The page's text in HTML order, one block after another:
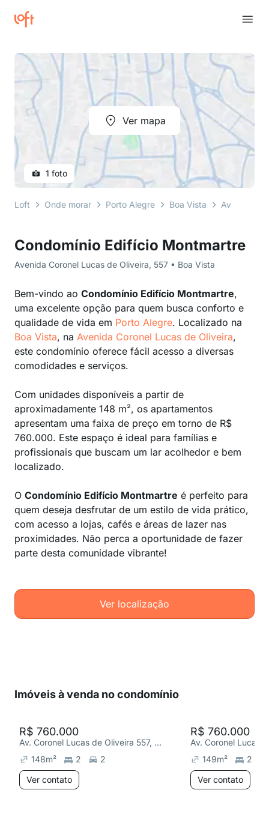
Condomínio Edifício Montmartre
Avenida Coronel Lucas de Oliveira, 557 • Boa Vista
Bem-vindo ao Condomínio Edifício Montmartre,
uma excelente opção para quem busca conforto e
qualidade de vida em Porto Alegre. Localizado na
Boa Vista, na Avenida Coronel Lucas de Oliveira,
este condomínio oferece fácil acesso a diversas
comodidades e serviços.
Com unidades disponíveis a partir de
aproximadamente 148 m², os apartamentos
apresentam uma faixa de preço em torno de R$
760.000. Este espaço é ideal para famílias e
profissionais que buscam um lar acolhedor e bem
localizado.
O Condomínio Edifício Montmartre é perfeito para
quem deseja desfrutar de um estilo de vida prático,
com acesso a lojas, cafés e áreas de lazer nas
proximidades. Não perca a oportunidade de fazer
parte desta comunidade vibrante!
Ver localização
Ver mapa
1 foto
Loft Onde morar Porto Alegre Boa Vista Avenida
Imóveis à venda no condomínio
R$ 760.000
Av. Coronel Lucas de Oliveira 557, Boa Vista
148m² 2
2
Ver contato
R$ 760.000
149m²
2
Ver contato